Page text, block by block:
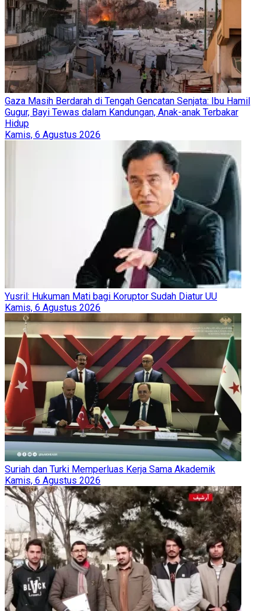
Gaza Masih Berdarah di Tengah Gencatan Senjata: Ibu Hamil
Gugur, Bayi Tewas dalam Kandungan, Anak-anak Terbakar
Hidup
Kamis, 6 Agustus 2026
Yusril: Hukuman Mati bagi Koruptor Sudah Diatur UU
Kamis, 6 Agustus 2026
Suriah dan Turki Memperluas Kerja Sama Akademik
Kamis, 6 Agustus 2026